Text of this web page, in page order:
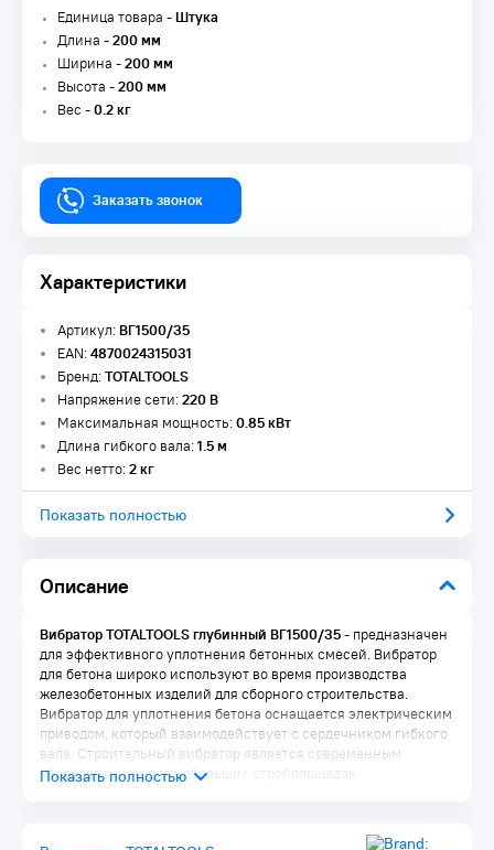
Единица товара -Штука
Длина -200 мм
Ширина -200 мм
Высота -200 мм
Вес -0.2 кг
Заказать звонок
Характеристики
Описание
Артикул:ВГ1500/35
EAN:4870024315031
Бренд:TOTALTOOLS
Напряжение сети:220 В
Максимальная мощность:0.85 кВт
Длина гибкого вала:1.5 м
Вес нетто:2 кг
Показать полностью
Вибратор TOTALTOOLS глубинный ВГ1500/35- предназначен
для эффективного уплотнения бетонных смесей. Вибратор
для бетона широко используют во время производства
железобетонных изделий для сборного строительства.
Вибратор для уплотнения бетона оснащается электрическим
приводом, который взаимодействует с сердечником гибкого
вала. Строительный вибратор является современным
оборудованием для небольших стройплощадок.